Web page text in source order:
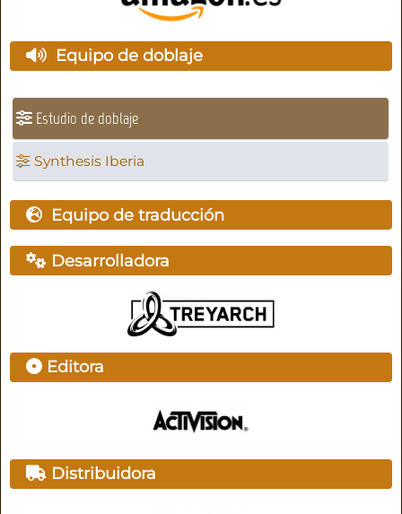
Equipo de doblaje
Estudio de doblaje
Synthesis Iberia
Equipo de traducción
Desarrolladora
Editora
Distribuidora